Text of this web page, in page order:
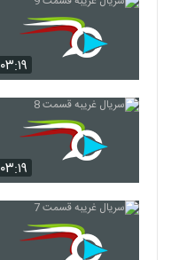
۰۳:۱۹
۰۳:۱۹